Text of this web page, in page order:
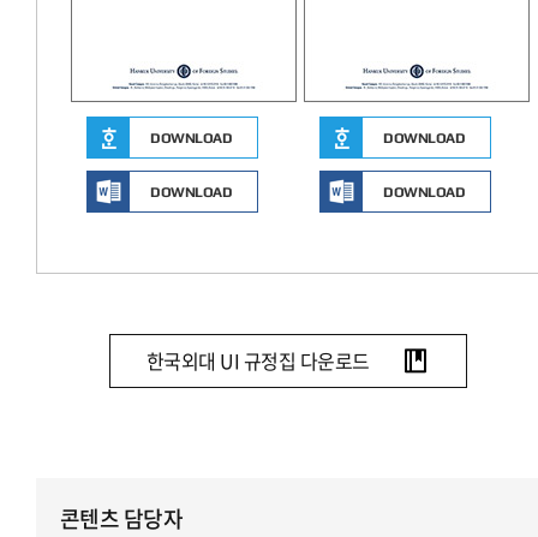
DOWNLOAD
DOWNLOAD
DOWNLOAD
DOWNLOAD
한국외대 UI 규정집 다운로드
콘텐츠 담당자